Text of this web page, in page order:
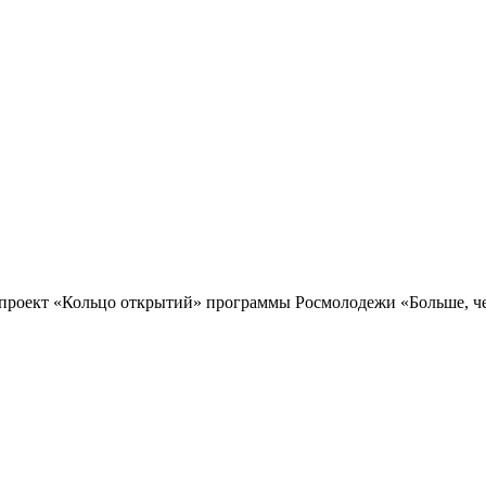
«Кольцо открытий» программы Росмолодежи «Больше,